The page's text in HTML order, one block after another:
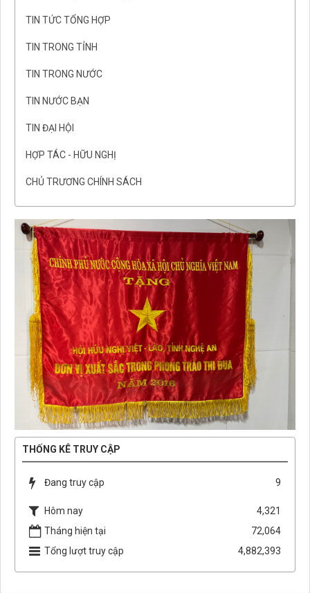
TIN TỨC TỔNG HỢP
TIN TRONG TỈNH
TIN TRONG NƯỚC
TIN NƯỚC BẠN
TIN ĐẠI HỘI
HỢP TÁC - HỮU NGHỊ
CHỦ TRƯƠNG CHÍNH SÁCH
THỐNG KÊ TRUY CẬP
Đang truy cập 9
Hôm nay
4,321
Tháng hiện tại
72,064
Tổng lượt truy cập
4,882,393